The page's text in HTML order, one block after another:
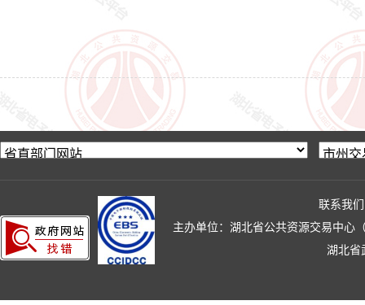
联系我们
主办单位：湖北省公共资源交易中心
湖北省